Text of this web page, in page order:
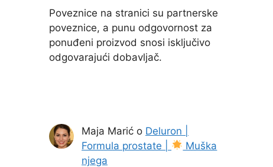
Poveznice na stranici su partnerske
poveznice, a punu odgovornost za
ponuđeni proizvod snosi isključivo
odgovarajući dobavljač.
Maja Marić o Deluron |
Formula prostate |
Muška
njega